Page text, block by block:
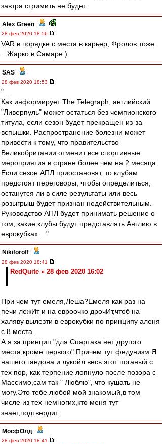
завтра стримить не будет.
Alex Green -
28 фев 2020 18:56
VAR в порядке с места в карьер, Фролов тоже.
...Жарко в Самаре:)
SAS -
28 фев 2020 18:53
"...
Как информирует The Telegraph, английский
"Ливерпуль" может остаться без чемпионского
титула, если сезон будет прекращен из-за
вспышки. Распространение болезни может
привести к тому, что правительство
Великобритании отменит все спортивные
мероприятия в стране более чем на 2 месяца.
Если сезон АПЛ приостановят, то клубам
предстоят переговоры, чтобы определиться,
останутся ли в силе результаты или весь
розыгрыш будет признан недействительным.
Руководство АПЛ будет принимать решение о
том, какие клубы будут представлять Англию в
еврокубках... "
Nikiforoff -
28 фев 2020 18:41
RedQuite » 28 фев 2020 16:02
При чем тут емеля,Леша?Емеля как раз на
печи лежИт и на евроочко дрочИт,чтоб на
халяву вылезти в еврокубки по принципу аленя
с 8 места.
А я за принцип "для Спартака нет другого
места,кроме первого".Причем тут федунизм.Я
нашего гандона и лукойл весь этот поганый с
тех пор, как терпение лопнуло после позора с
Массимо,сам так " Люблю", что кушать не
могу.Это тебе любой мой знакомый,в том
числе из тех немногих,кто меня тут
знает,подтвердит.
МосфОлд -
28 фев 2020 18:41